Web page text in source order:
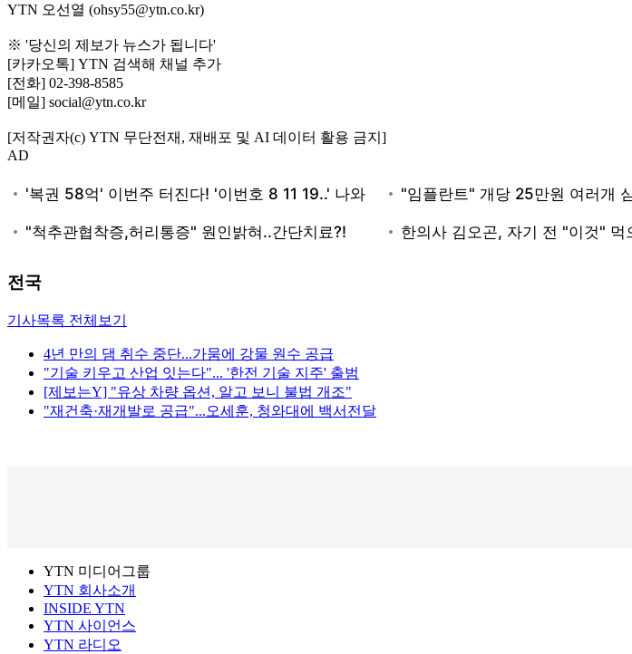
YTN 오선열 (ohsy55@ytn.co.kr)
※ '당신의 제보가 뉴스가 됩니다'
[카카오톡] YTN 검색해 채널 추가
[전화] 02-398-8585
[메일] social@ytn.co.kr
[저작권자(c) YTN 무단전재, 재배포 및 AI 데이터 활용 금지]
AD
전국
기사목록 전체보기
4년 만의 댐 취수 중단...가뭄에 강물 원수 공급
"기술 키우고 산업 잇는다"... '한전 기술 지주' 출범
[제보는Y] "유상 차량 옵션, 알고 보니 불법 개조"
"재건축·재개발로 공급"...오세훈, 청와대에 백서전달
YTN 미디어그룹
YTN 회사소개
INSIDE YTN
YTN 사이언스
YTN 라디오